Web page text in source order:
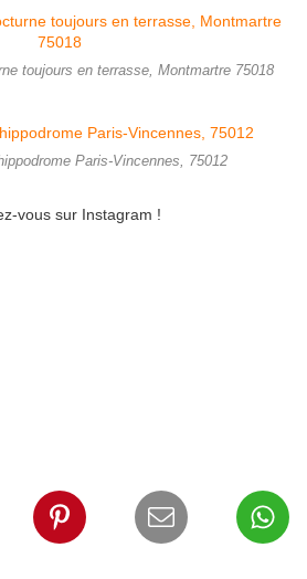
toujours en terrasse, Montmartre 75018
Paris-Vincennes, 75012
vous sur Instagram !